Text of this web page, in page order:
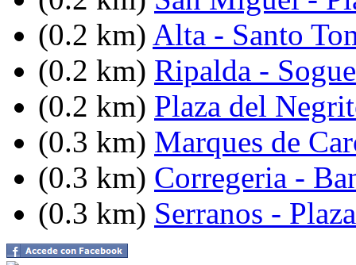
(0.2 km) Alta - Santo
(0.2 km) Ripalda -
(0.2 km) Plaza del
(0.3 km) Marques de
(0.3 km) Corregeria -
(0.3 km) Serranos -